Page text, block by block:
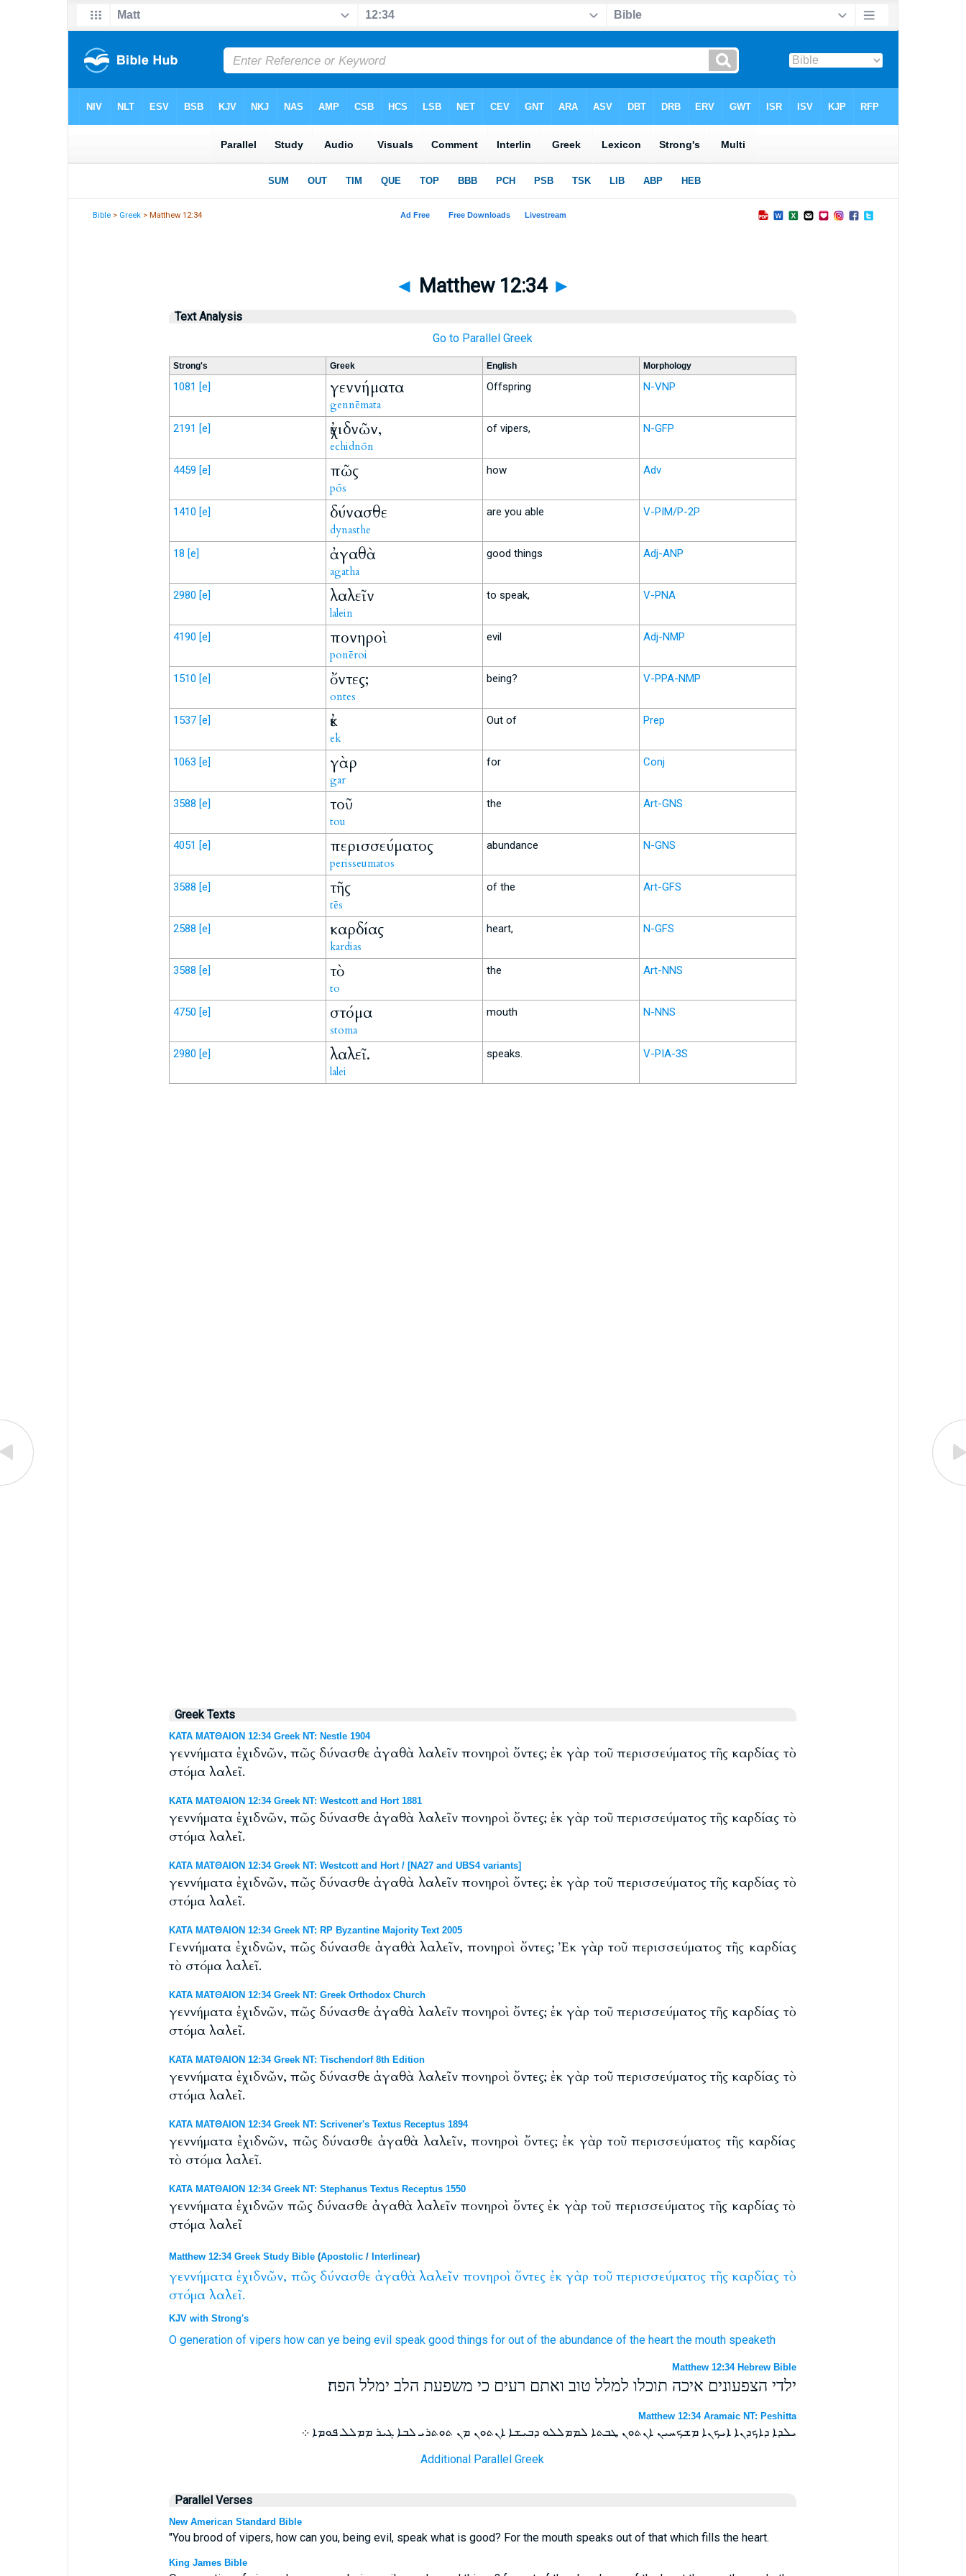
Bible > Greek > Matthew 12:34
◄ Matthew 12:34 ►
Text Analysis
Go to Parallel Greek
Strong's Greek English Morphology
1081 [e] γεννήματα
gennēmata
Offspring N-VNP
2191 [e] ἐχιδνῶν,
echidnōn
of vipers, N-GFP
4459 [e] πῶς
pōs
how Adv
1410 [e] δύνασθε
dynasthe
are you able V-PIM/P-2P
18 [e] ἀγαθὰ
agatha
good things Adj-ANP
2980 [e] λαλεῖν
lalein
to speak, V-PNA
4190 [e] πονηροὶ
ponēroi
evil Adj-NMP
1510 [e] ὄντες;
ontes
being? V-PPA-NMP
1537 [e] ἐκ
ek
Out of Prep
1063 [e] γὰρ
gar
for Conj
3588 [e] τοῦ
tou
the Art-GNS
4051 [e] περισσεύματος
perisseumatos
abundance N-GNS
3588 [e] τῆς
tēs
of the Art-GFS
2588 [e] καρδίας
kardias
heart, N-GFS
3588 [e] τὸ
to
the Art-NNS
4750 [e] στόμα
stoma
mouth N-NNS
2980 [e] λαλεῖ.
lalei
speaks. V-PIA-3S
Greek Texts
ΚΑΤΑ ΜΑΤΘΑΙΟΝ 12:34 Greek NT: Nestle 1904
γεννήματα ἐχιδνῶν, πῶς δύνασθε ἀγαθὰ λαλεῖν πονηροὶ ὄντες; ἐκ γὰρ τοῦ περισσεύματος τῆς καρδίας τὸ
στόμα λαλεῖ.
ΚΑΤΑ ΜΑΤΘΑΙΟΝ 12:34 Greek NT: Westcott and Hort 1881
γεννήματα ἐχιδνῶν, πῶς δύνασθε ἀγαθὰ λαλεῖν πονηροὶ ὄντες; ἐκ γὰρ τοῦ περισσεύματος τῆς καρδίας τὸ
στόμα λαλεῖ.
ΚΑΤΑ ΜΑΤΘΑΙΟΝ 12:34 Greek NT: Westcott and Hort / [NA27 and UBS4 variants]
γεννήματα ἐχιδνῶν, πῶς δύνασθε ἀγαθὰ λαλεῖν πονηροὶ ὄντες; ἐκ γὰρ τοῦ περισσεύματος τῆς καρδίας τὸ
στόμα λαλεῖ.
ΚΑΤΑ ΜΑΤΘΑΙΟΝ 12:34 Greek NT: RP Byzantine Majority Text 2005
Γεννήματα ἐχιδνῶν, πῶς δύνασθε ἀγαθὰ λαλεῖν, πονηροὶ ὄντες; Ἐκ γὰρ τοῦ περισσεύματος τῆς καρδίας
τὸ στόμα λαλεῖ.
ΚΑΤΑ ΜΑΤΘΑΙΟΝ 12:34 Greek NT: Greek Orthodox Church
γεννήματα ἐχιδνῶν, πῶς δύνασθε ἀγαθὰ λαλεῖν πονηροὶ ὄντες; ἐκ γὰρ τοῦ περισσεύματος τῆς καρδίας τὸ
στόμα λαλεῖ.
ΚΑΤΑ ΜΑΤΘΑΙΟΝ 12:34 Greek NT: Tischendorf 8th Edition
γεννήματα ἐχιδνῶν, πῶς δύνασθε ἀγαθὰ λαλεῖν πονηροὶ ὄντες; ἐκ γὰρ τοῦ περισσεύματος τῆς καρδίας τὸ
στόμα λαλεῖ.
ΚΑΤΑ ΜΑΤΘΑΙΟΝ 12:34 Greek NT: Scrivener's Textus Receptus 1894
γεννήματα ἐχιδνῶν, πῶς δύνασθε ἀγαθὰ λαλεῖν, πονηροὶ ὄντες; ἐκ γὰρ τοῦ περισσεύματος τῆς καρδίας
τὸ στόμα λαλεῖ.
ΚΑΤΑ ΜΑΤΘΑΙΟΝ 12:34 Greek NT: Stephanus Textus Receptus 1550
γεννήματα ἐχιδνῶν πῶς δύνασθε ἀγαθὰ λαλεῖν πονηροὶ ὄντες ἐκ γὰρ τοῦ περισσεύματος τῆς καρδίας τὸ
στόμα λαλεῖ
Matthew 12:34 Greek Study Bible(Apostolic/ Interlinear)
γεννήματα ἐχιδνῶν, πῶς δύνασθε ἀγαθὰ λαλεῖν πονηροὶ ὄντες ἐκ γὰρ τοῦ περισσεύματος τῆς καρδίας τὸ
στόμα λαλεῖ.
KJV with Strong's
O generation of vipers how can ye being evil speak good things for out of the abundance of the heart the mouth speaketh
Matthew 12:34 Hebrew Bible
ילדי הצפעונים איכה תוכלו למלל טוב ואתם רעים כי משפעת הלב ימלל הפה׃
Matthew 12:34 Aramaic NT: Peshitta
ܝܠܕܐ ܕܐܟܕܢܐ ܐܝܟܢܐ ܡܫܟܚܝܢ ܐܢܬܘܢ ܛܒܬܐ ܠܡܡܠܠܘ ܕܒܝܫܐ ܐܢܬܘܢ ܡܢ ܬܘܬܪܝ ܠܒܐ ܓܝܪ ܡܡܠܠ ܦܘܡܐ ܀
Additional Parallel Greek
Parallel Verses
New American Standard Bible
"You brood of vipers, how can you, being evil, speak what is good? For the mouth speaks out of that which fills the heart.
King James Bible